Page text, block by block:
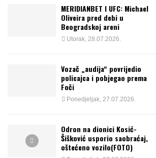
MERIDIANBET I UFC: Michael
Oliveira pred debi u
Beogradskoj areni
Utorak, 28.07.2026.
Vozač „audija“ povrijedio
policajca i pobjegao prema
Foči
Ponedjeljak, 27.07.2026.
Odron na dionici Kosić-
Šišković usporio saobraćaj,
oštećeno vozilo(FOTO)